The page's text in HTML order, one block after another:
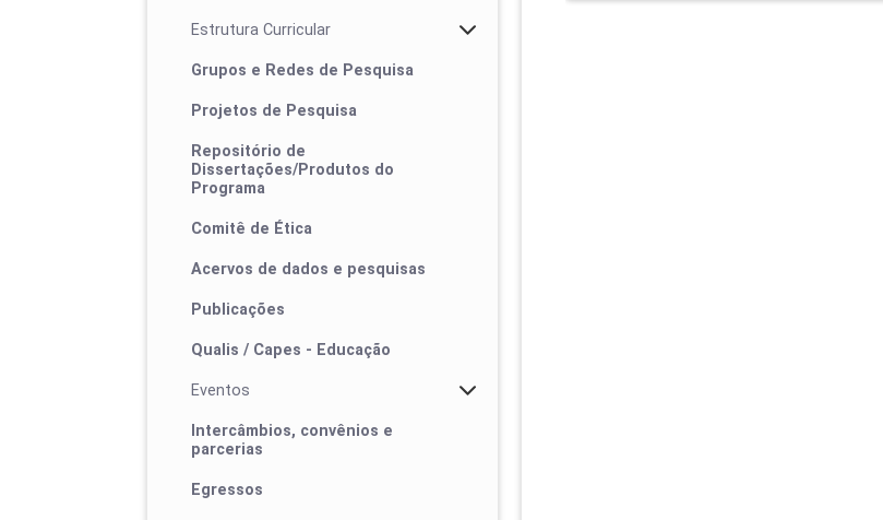
Estrutura Curricular
Grupos e Redes de Pesquisa
Projetos de Pesquisa
Repositório de
Dissertações/Produtos do
Programa
Comitê de Ética
Acervos de dados e pesquisas
Publicações
Qualis / Capes - Educação
Eventos
Intercâmbios, convênios e
parcerias
Egressos